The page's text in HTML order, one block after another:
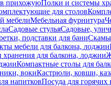
прихожуюПолки и системы
для столов
мебелиМебельная фурнитура
Садовые стульяСадовые,
подставки для бани
мебели для балкона, лоджии
для балкона, лоджии
Компактные столы для
вокиКастрюли, ковши,
напитковПосуда для горячих